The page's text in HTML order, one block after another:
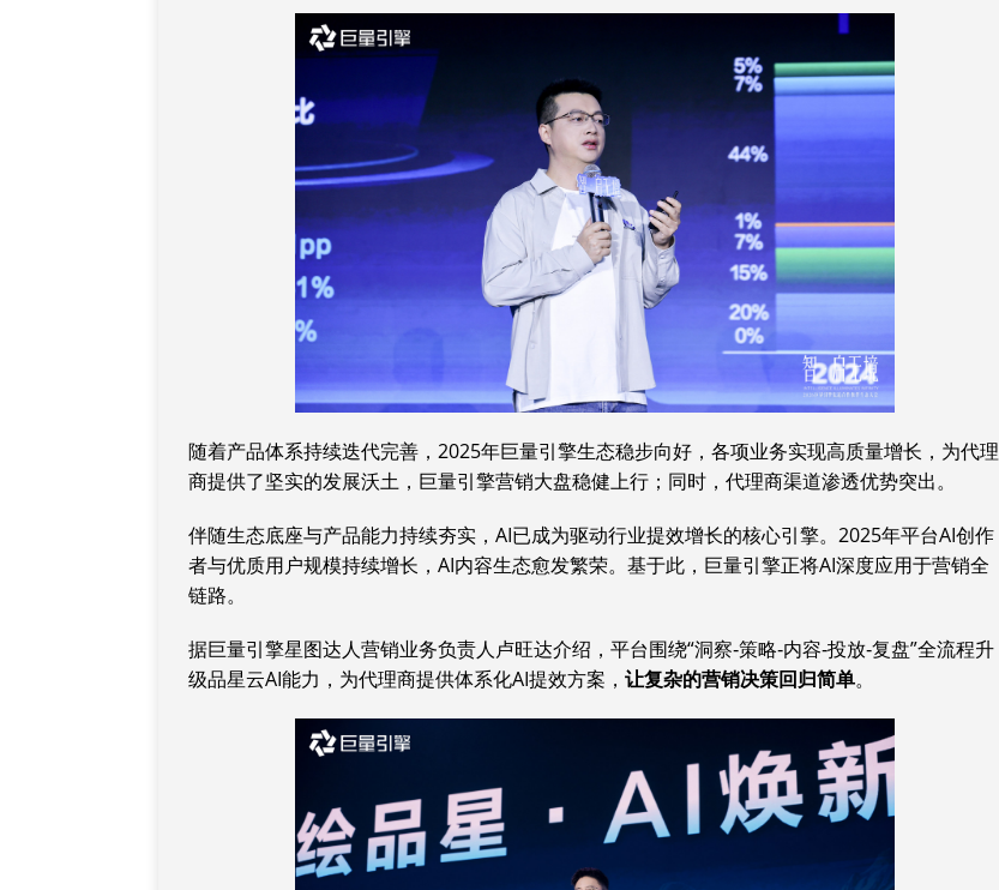
随着产品体系持续迭代完善，2025年巨量引擎生态稳步向好，各项业务实现高质量增长，为代理
商提供了坚实的发展沃土，巨量引擎营销大盘稳健上行；同时，代理商渠道渗透优势突出。
伴随生态底座与产品能力持续夯实，AI已成为驱动行业提效增长的核心引擎。2025年平台AI创作
者与优质用户规模持续增长，AI内容生态愈发繁荣。基于此，巨量引擎正将AI深度应用于营销全
链路。
据巨量引擎星图达人营销业务负责人卢旺达介绍，平台围绕“洞察‑策略‑内容‑投放‑复盘”全流程升
级品星云AI能力，为代理商提供体系化AI提效方案， 让复杂的营销决策回归简单。